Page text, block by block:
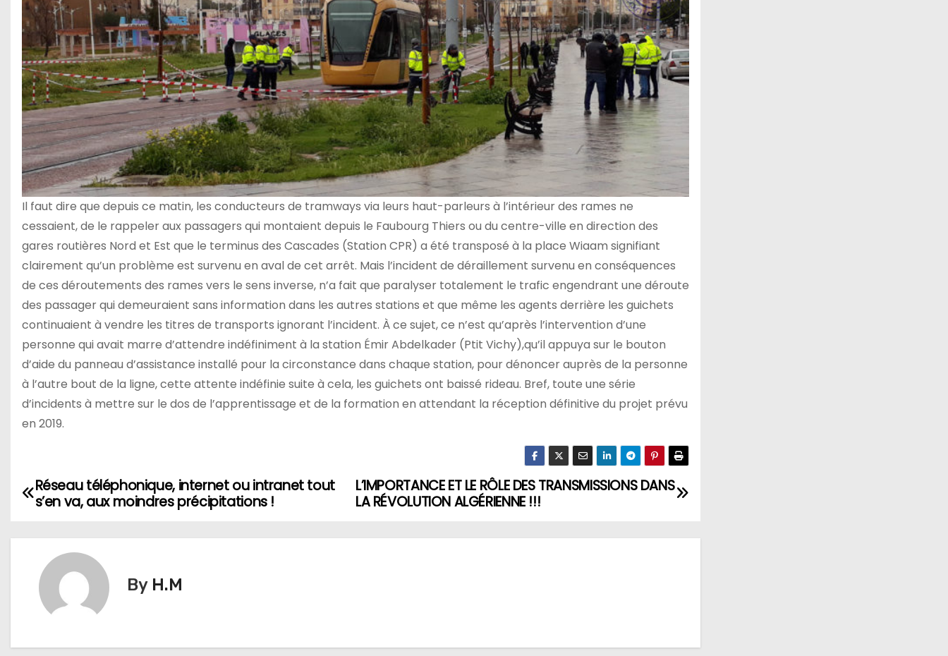
Il faut dire que depuis ce matin, les conducteurs de tramways via leurs haut-parleurs à l’intérieur des rames ne
cessaient, de le rappeler aux passagers qui montaient depuis le Faubourg Thiers ou du centre-ville en direction des
gares routières Nord et Est que le terminus des Cascades (Station CPR) a été transposé à la place Wiaam signifiant
clairement qu’un problème est survenu en aval de cet arrêt. Mais l’incident de déraillement survenu en conséquences
de ces déroutements des rames vers le sens inverse, n’a fait que paralyser totalement le trafic engendrant une déroute
des passager qui demeuraient sans information dans les autres stations et que même les agents derrière les guichets
continuaient à vendre les titres de transports ignorant l’incident. À ce sujet, ce n’est qu’après l’intervention d’une
personne qui avait marre d’attendre indéfiniment à la station Émir Abdelkader (Ptit Vichy),qu’il appuya sur le bouton
d’aide du panneau d’assistance installé pour la circonstance dans chaque station, pour dénoncer auprès de la personne
à l’autre bout de la ligne, cette attente indéfinie suite à cela, les guichets ont baissé rideau. Bref, toute une série
d’incidents à mettre sur le dos de l’apprentissage et de la formation en attendant la réception définitive du projet prévu
en 2019.
N
L’IMPORTANCE ET LE RÔLE DES TRANSMISSIONS DANS
LA RÉVOLUTION ALGÉRIENNE !!!
Réseau téléphonique, internet ou intranet tout
s’en va, aux moindres précipitations !
By H.M